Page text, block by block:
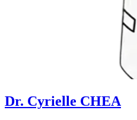
Dr. Cyrielle CHEA